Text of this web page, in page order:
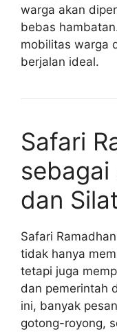
warga akan
bebas
mobilitas warga
berjalan ideal.
Safari
sebagai
dan
Safari
tidak hanya
tetapi juga
dan pemerintah
ini, banyak
gotong-royong,